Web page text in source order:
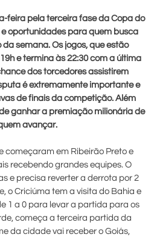
feira pela terceira fase da Copa do
oportunidades para quem busca
semana. Os jogos, que estão
e termina às 22:30 com a última
dos torcedores assistirem
é extremamente importante e
de finais da competição. Além
ganhar a premiação milionária de
avançar.
começaram em Ribeirão Preto e
recebendo grandes equipes. O
e precisa reverter a derrota por 2
o Criciúma tem a visita do Bahia e
1 a 0 para levar a partida para os
começa a terceira partida da
da cidade vai receber o Goiás,